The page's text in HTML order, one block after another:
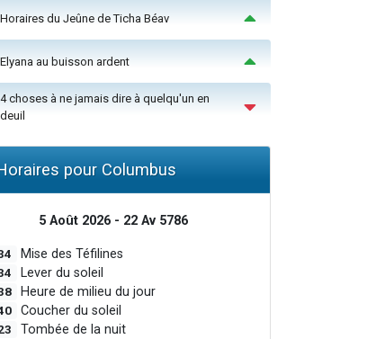
Horaires du Jeûne de Ticha Béav
Elyana au buisson ardent
4 choses à ne jamais dire à quelqu'un en
deuil
pour Columbus
5 Août 2026 - 22 Av 5786
Mise des Téfilines
Lever du soleil
Heure de milieu du jour
Coucher du soleil
Tombée de la nuit